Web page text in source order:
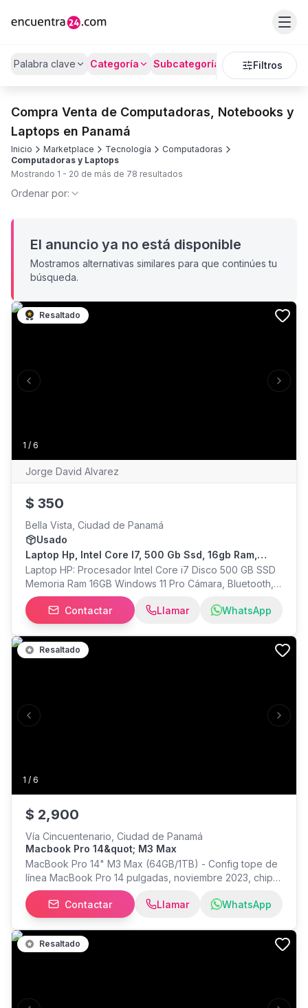
Palabra clave Categoría Subcategoría PrecioFiltros
Compra Venta de Computadoras, Notebooks y
Laptops en Panamá
Inicio Marketplace Tecnología
Computadoras
Computadoras y Laptops
Mostrando 1 - 20 de más de 78 resultados
Ordenar por:
El anuncio ya no está disponible
Mostramos alternativas similares para que continúes tu
búsqueda.
1 / 6
Previous slide Next
Resaltado
Jorge David Alvarez
$ 350
Bella Vista, Ciudad de Panamá
Usado
Laptop Hp, Intel Core I7, 500 Gb Ssd, 16gb Ram,
Windows 11 Pro + Office
Laptop HP: Procesador Intel Core i7 Disco 500 GB SSD
Memoria Ram 16GB Windows 11 Pro Cámara, Bluetooth,
WiFi, LAN, HDMI Pantalla 14" Full HD 1920 x 1080 Puertos
HDMI, USB, LAN, USB C Microsoft Office (Word, Excel,
Powerpoint, Outlook, etc) Teclado en español Liviana y
delgada Incluye cargador
Contactar Llamar WhatsApp
1 / 6
Previous slide Next
Resaltado
$ 2,900
Vía Cincuentenario, Ciudad de Panamá
Macbook Pro 14&quot; M3 Max
MacBook Pro 14" M3 Max (64GB/1TB) - Config tope de
línea MacBook Pro 14 pulgadas, noviembre 2023, chip
M3 Max (16-core CPU / 40-core GPU), 64GB de
memoria unificada, 1TB SSD. Batería con menos de 100
ciclos — prácticamente como nueva. Sin marcas ni
rayones, estado impecable. Incluye cargador original y
estuche Tumi de regalo. Ideal para edición de video,
Contactar Llamar WhatsApp
Resaltado